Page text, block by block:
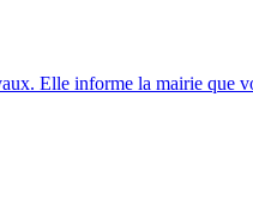
Elle informe la mairie que